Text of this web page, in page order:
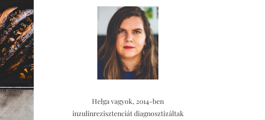
Helga vagyok, 2014-ben
inzulinrezisztenciát diagnosztizáltak